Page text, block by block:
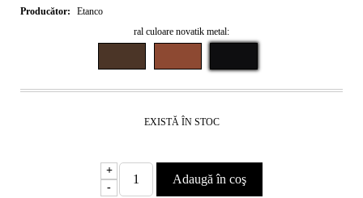
Producător:
Etanco
ral culoare novatik metal:
EXISTĂ ÎN STOC
+
-